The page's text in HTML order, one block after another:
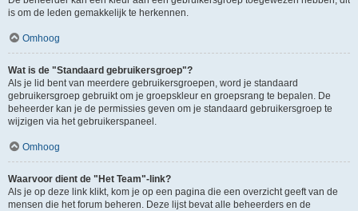
is om de leden gemakkelijk te herkennen.
Omhoog
Wat is de "Standaard gebruikersgroep"?
Als je lid bent van meerdere gebruikersgroepen, word je standaard
gebruikersgroep gebruikt om je groepskleur en groepsrang te bepalen. De
beheerder kan je de permissies geven om je standaard gebruikersgroep te
wijzigen via het gebruikerspaneel.
Omhoog
Waarvoor dient de "Het Team"-link?
Als je op deze link klikt, kom je op een pagina die een overzicht geeft van de
mensen die het forum beheren. Deze lijst bevat alle beheerders en de